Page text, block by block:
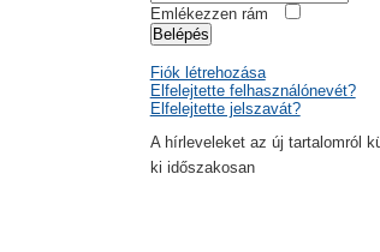
Emlékezzen rám
Belépés
Fiók létrehozása
Elfelejtette felhasználónevét?
Elfelejtette jelszavát?
A hírleveleket az új tartalomról
ki időszakosan